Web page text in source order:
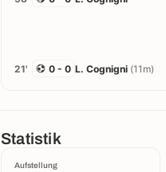
21'
0 - 0 L. Cognigni (11m)
Statistik
Aufstellung